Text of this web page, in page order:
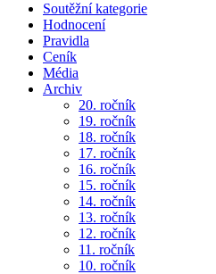
Soutěžní kategorie
Hodnocení
Pravidla
Ceník
Média
Archiv
20. ročník
19. ročník
18. ročník
17. ročník
16. ročník
15. ročník
14. ročník
13. ročník
12. ročník
11. ročník
10. ročník